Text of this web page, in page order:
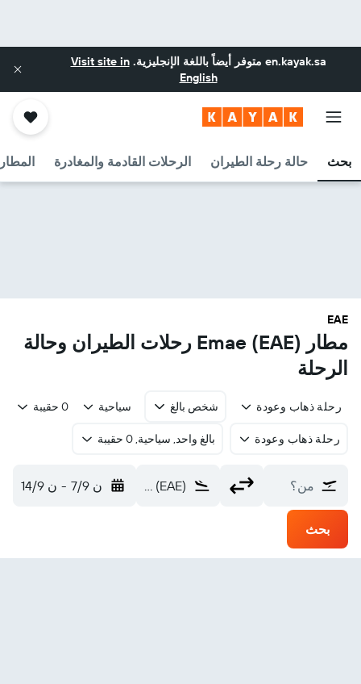
en.kayak.sa متوفر أيضاً باللغة الإنجليزية.Visit site in
English
بحث حالة رحلة الطيران الرحلات القادمة والمغادرة
EAE
مطار Emae (EAE) رحلات الطيران وحالة
الرحلة
رحلة ذهاب وعودة شخص بالغ سياحية 0 حقيبة
رحلة ذهاب وعودة بالغ واحد, سياحية, 0 حقيبة
من؟ Emae (EAE) ن 7/9 - ن 14/9
بحث